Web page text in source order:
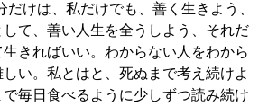
だけは、私だけでも、善く生きよう、
て、善い人生を全うしよう、それだ
きればいい。わからない人をわから
い。私とはと、死ぬまで考え続けよ
で毎日食べるように少しずつ読み続け